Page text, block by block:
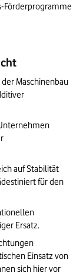
Förderprogramme
Maschinenbau
auf Stabilität
für den
Ersatz.
Einsatz von
sich hier vor